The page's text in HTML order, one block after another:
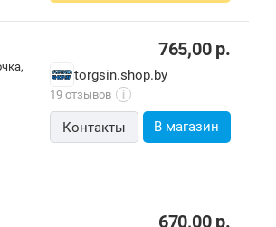
765,00р.
torgsin.shop.by
19 отзывов i
Контакты В магазин
670,00р.